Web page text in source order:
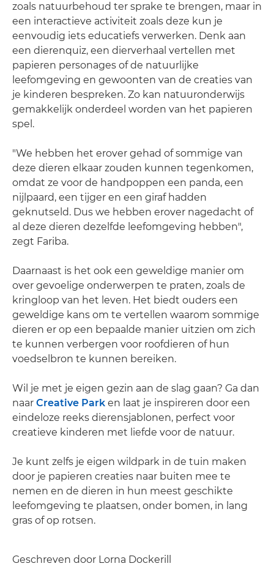
zoals natuurbehoud ter sprake te brengen, maar in
een interactieve activiteit zoals deze kun je
eenvoudig iets educatiefs verwerken. Denk aan
een dierenquiz, een dierverhaal vertellen met
papieren personages of de natuurlijke
leefomgeving en gewoonten van de creaties van
je kinderen bespreken. Zo kan natuuronderwijs
gemakkelijk onderdeel worden van het papieren
spel.
"We hebben het erover gehad of sommige van
deze dieren elkaar zouden kunnen tegenkomen,
omdat ze voor de handpoppen een panda, een
nijlpaard, een tijger en een giraf hadden
geknutseld. Dus we hebben erover nagedacht of
al deze dieren dezelfde leefomgeving hebben",
zegt Fariba.
Daarnaast is het ook een geweldige manier om
over gevoelige onderwerpen te praten, zoals de
kringloop van het leven. Het biedt ouders een
geweldige kans om te vertellen waarom sommige
dieren er op een bepaalde manier uitzien om zich
te kunnen verbergen voor roofdieren of hun
voedselbron te kunnen bereiken.
Wil je met je eigen gezin aan de slag gaan? Ga dan
naar Creative Park en laat je inspireren door een
eindeloze reeks dierensjablonen, perfect voor
creatieve kinderen met liefde voor de natuur.
Je kunt zelfs je eigen wildpark in de tuin maken
door je papieren creaties naar buiten mee te
nemen en de dieren in hun meest geschikte
leefomgeving te plaatsen, onder bomen, in lang
gras of op rotsen.
Geschreven door Lorna Dockerill